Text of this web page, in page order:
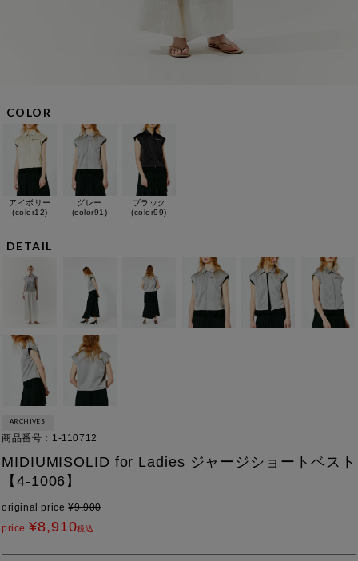
COLOR
アイボリー
(color12)
グレー
(color91)
ブラック
(color99)
DETAIL
ARCHIVES
商品番号 1-110712
MIDIUMISOLID for Ladies ジャージショートベスト
【4-1006】
original price ¥9,900
price ¥8,910税込